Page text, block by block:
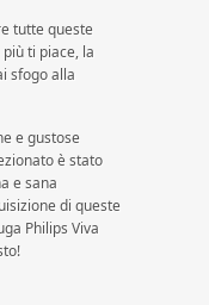
tutte queste
ti piace, la
sfogo alla
e gustose
è stato
e sana
di queste
Philips Viva